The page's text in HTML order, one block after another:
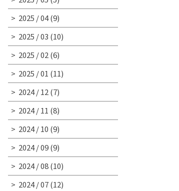
2025 / 04(9)
2025 / 03 (10)
2025 / 02 (6)
2025 / 01 (11)
2024 / 12 (7)
2024 / 11 (8)
2024 / 10 (9)
2024 / 09(9)
2024 / 08(10)
2024 / 07(12)